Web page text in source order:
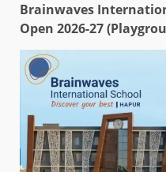
Brainwaves
Open 2026-27